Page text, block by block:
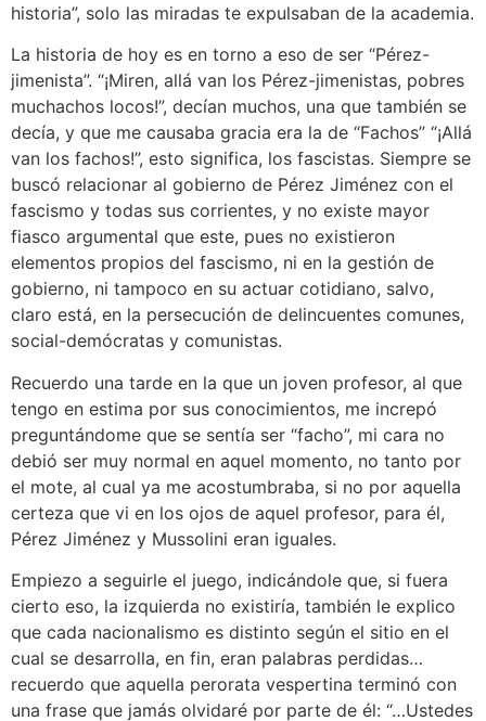
historia”, solo las miradas te expulsaban de la academia.
La historia de hoy es en torno a eso de ser “Pérez-
jimenista”. “¡Miren, allá van los Pérez-jimenistas, pobres
muchachos locos!”, decían muchos, una que también se
decía, y que me causaba gracia era la de “Fachos” “¡Allá
van los fachos!”, esto significa, los fascistas. Siempre se
buscó relacionar al gobierno de Pérez Jiménez con el
fascismo y todas sus corrientes, y no existe mayor
fiasco argumental que este, pues no existieron
elementos propios del fascismo, ni en la gestión de
gobierno, ni tampoco en su actuar cotidiano, salvo,
claro está, en la persecución de delincuentes comunes,
social-demócratas y comunistas.
Recuerdo una tarde en la que un joven profesor, al que
tengo en estima por sus conocimientos, me increpó
preguntándome que se sentía ser “facho”, mi cara no
debió ser muy normal en aquel momento, no tanto por
el mote, al cual ya me acostumbraba, si no por aquella
certeza que vi en los ojos de aquel profesor, para él,
Pérez Jiménez y Mussolini eran iguales.
Empiezo a seguirle el juego, indicándole que, si fuera
cierto eso, la izquierda no existiría, también le explico
que cada nacionalismo es distinto según el sitio en el
cual se desarrolla, en fin, eran palabras perdidas…
recuerdo que aquella perorata vespertina terminó con
una frase que jamás olvidaré por parte de él: “…Ustedes